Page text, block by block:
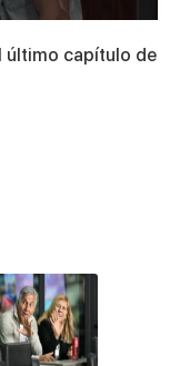
último capítulo de